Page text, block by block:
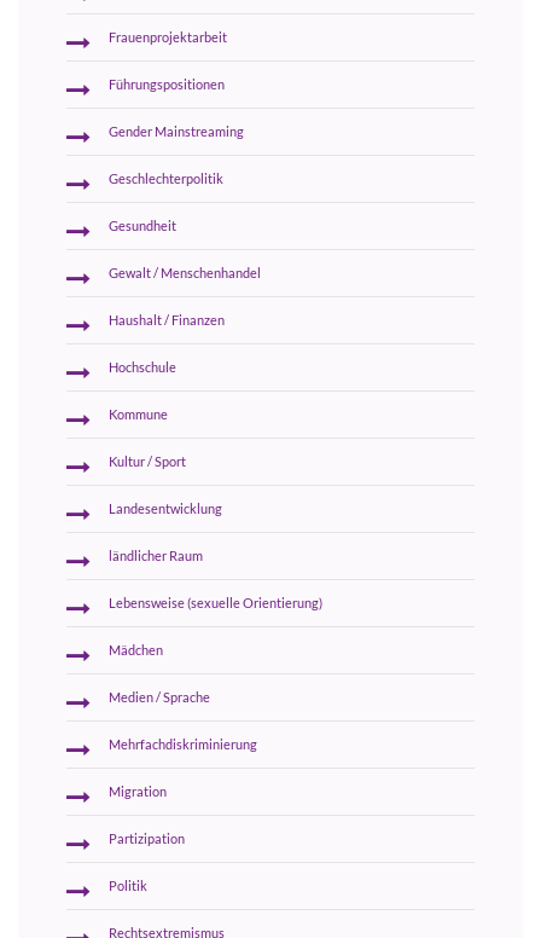
Frauenprojektarbeit
Führungspositionen
Gender Mainstreaming
Geschlechterpolitik
Gesundheit
Gewalt / Menschenhandel
Haushalt / Finanzen
Hochschule
Kommune
Kultur / Sport
Landesentwicklung
ländlicher Raum
Lebensweise (sexuelle Orientierung)
Mädchen
Medien / Sprache
Mehrfachdiskriminierung
Migration
Partizipation
Politik
Rechtsextremismus